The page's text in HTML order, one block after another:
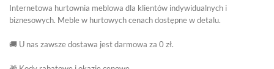
Internetowa hurtownia meblowa dla klientów indywidualnych i
biznesowych. Meble w hurtowych cenach dostępne w detalu.
🚚 U nas zawsze dostawa jest darmowa za 0 zł.